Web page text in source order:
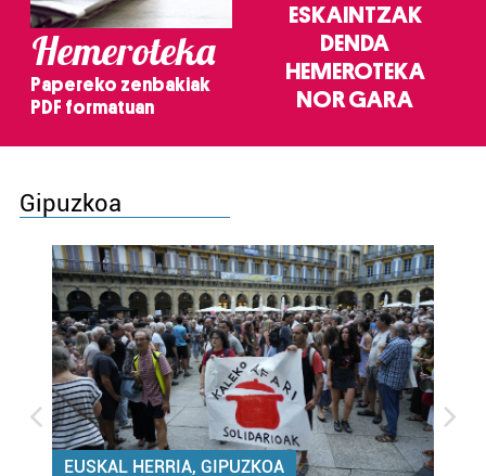
Hemeroteka
Papereko zenbakiak
PDF formatuan
ESKAINTZAK
DENDA
HEMEROTEKA
NOR GARA
Gipuzkoa
EUSKAL HERRIA, GIPUZKOA